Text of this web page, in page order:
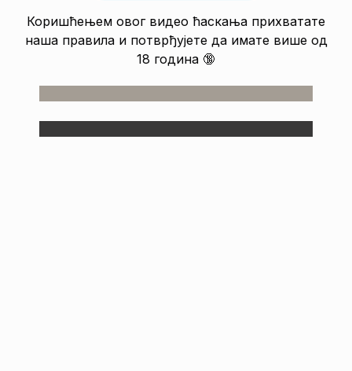
Коришћењем овог видео ћаскања прихватате
наша правила и потврђујете да имате више од
18 година 🔞